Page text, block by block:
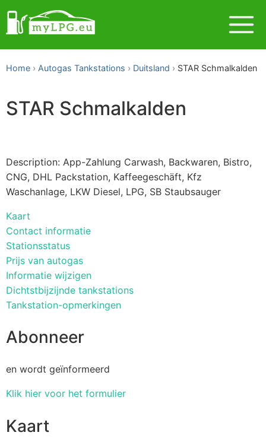
Home Autogas Tankstations Duitsland STAR Schmalkalden
STAR Schmalkalden
Description: App-Zahlung Carwash, Backwaren, Bistro,
CNG, DHL Packstation, Kaffeegeschäft, Kfz
Waschanlage, LKW Diesel, LPG, SB Staubsauger
Kaart
Contact informatie
Stationsstatus
Prijs van autogas
Informatie wijzigen
Dichtstbijzijnde tankstations
Tankstation-opmerkingen
Abonneer
en wordt geïnformeerd
Klik hier voor het formulier
Kaart